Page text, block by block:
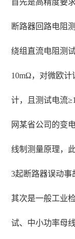
首先是高精度要
断路器回路电阻
绕组直流电阻测
10mΩ，对微欧
计，且测试电流
网某省公司的变
线制测量原理，
3起断路器误动事
其次是一般工业
试、中小功率母